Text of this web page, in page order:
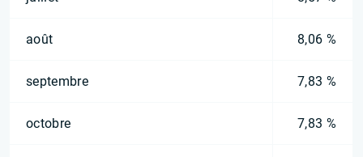
août 8,06 %
septembre 7,83 %
octobre 7,83 %